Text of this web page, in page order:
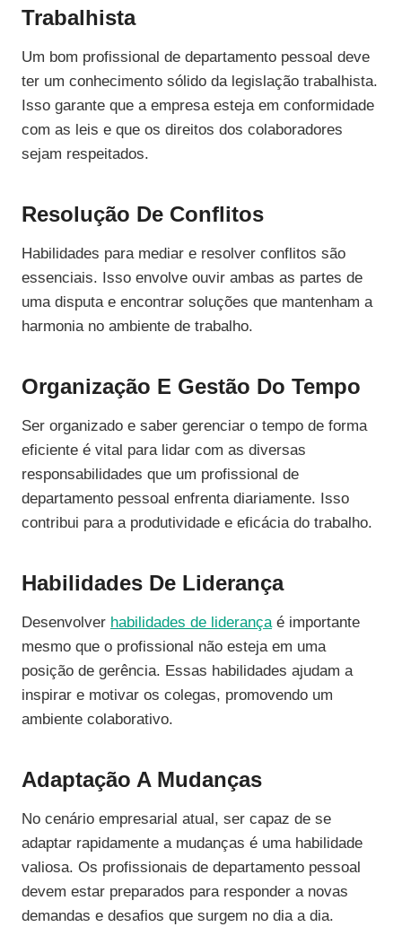
Trabalhista
Um bom profissional de departamento pessoal deve
ter um conhecimento sólido da legislação trabalhista.
Isso garante que a empresa esteja em conformidade
com as leis e que os direitos dos colaboradores
sejam respeitados.
Resolução De Conflitos
Habilidades para mediar e resolver conflitos são
essenciais. Isso envolve ouvir ambas as partes de
uma disputa e encontrar soluções que mantenham a
harmonia no ambiente de trabalho.
Organização E Gestão Do Tempo
Ser organizado e saber gerenciar o tempo de forma
eficiente é vital para lidar com as diversas
responsabilidades que um profissional de
departamento pessoal enfrenta diariamente. Isso
contribui para a produtividade e eficácia do trabalho.
Habilidades De Liderança
Desenvolver habilidades de liderançaé importante
mesmo que o profissional não esteja em uma
posição de gerência. Essas habilidades ajudam a
inspirar e motivar os colegas, promovendo um
ambiente colaborativo.
Adaptação A Mudanças
No cenário empresarial atual, ser capaz de se
adaptar rapidamente a mudanças é uma habilidade
valiosa. Os profissionais de departamento pessoal
devem estar preparados para responder a novas
demandas e desafios que surgem no dia a dia.